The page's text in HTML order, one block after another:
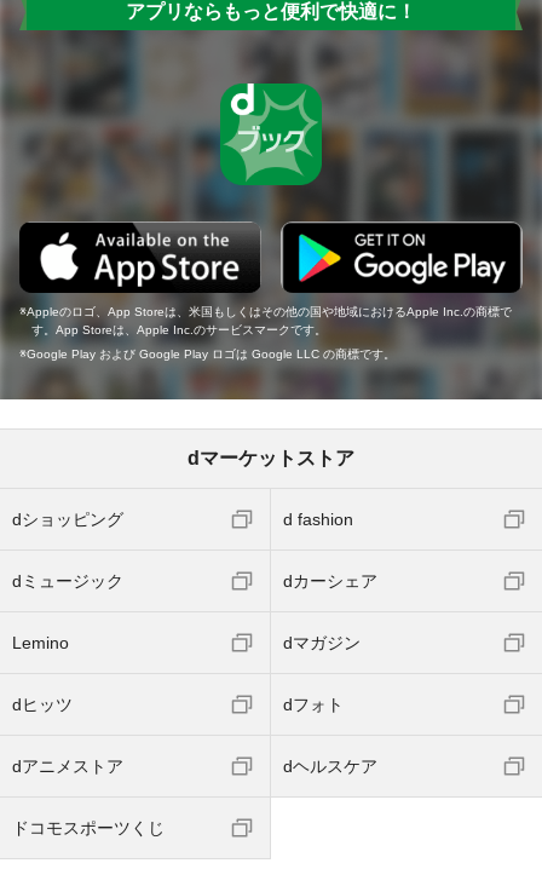
アプリならもっと便利で快適に！
Appleのロゴ、App Storeは、米国もしくはその他の国や地域におけるApple Inc.の商標で
す。App Storeは、Apple Inc.のサービスマークです。
Google Play および Google Play ロゴは Google LLC の商標です。
dマーケットストア
dショッピング d fashion
dミュージック dカーシェア
Lemino dマガジン
dヒッツ dフォト
dアニメストア dヘルスケア
ドコモスポーツくじ